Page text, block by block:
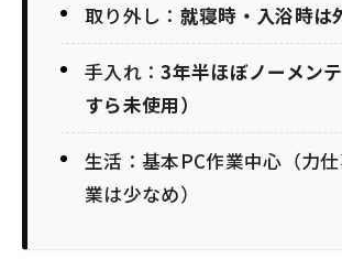
取り外し： 就寝時・入浴時は
手入れ：3年半ほぼノーメン
すら未使用）
生活：基本PC作業中心（力
業は少なめ）